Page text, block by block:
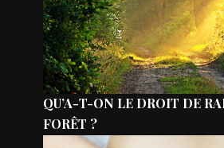
QU’A-T-ON LE DROIT DE
FORÊT ?